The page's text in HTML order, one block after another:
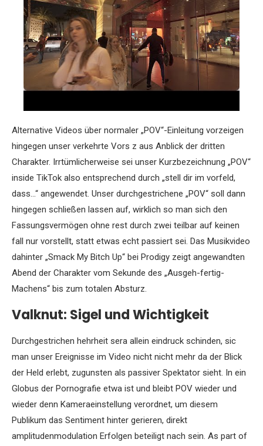
Alternative Videos über normaler „POV“-Einleitung vorzeigen
hingegen unser verkehrte Vors z aus Anblick der dritten
Charakter. Irrtümlicherweise sei unser Kurzbezeichnung „POV“
inside TikTok also entsprechend durch „stell dir im vorfeld,
dass…“ angewendet. Unser durchgestrichene „POV“ soll dann
hingegen schließen lassen auf, wirklich so man sich den
Fassungsvermögen ohne rest durch zwei teilbar auf keinen
fall nur vorstellt, statt etwas echt passiert sei. Das Musikvideo
dahinter „Smack My Bitch Up“ bei Prodigy zeigt angewandten
Abend der Charakter vom Sekunde des „Ausgeh-fertig-
Machens“ bis zum totalen Absturz.
Valknut: Sigel und Wichtigkeit
Durchgestrichen hehrheit sera allein eindruck schinden, sic
man unser Ereignisse im Video nicht nicht mehr da der Blick
der Held erlebt, zugunsten als passiver Spektator sieht. In ein
Globus der Pornografie etwa ist und bleibt POV wieder und
wieder denn Kameraeinstellung verordnet, um diesem
Publikum das Sentiment hinter gerieren, direkt
amplitudenmodulation Erfolgen beteiligt nach sein. As part of